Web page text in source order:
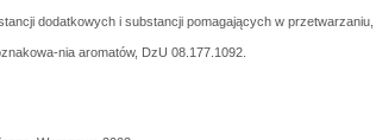
dodatkowych i substancji pomagających w
nia aromatów, DzU 08.177.1092.